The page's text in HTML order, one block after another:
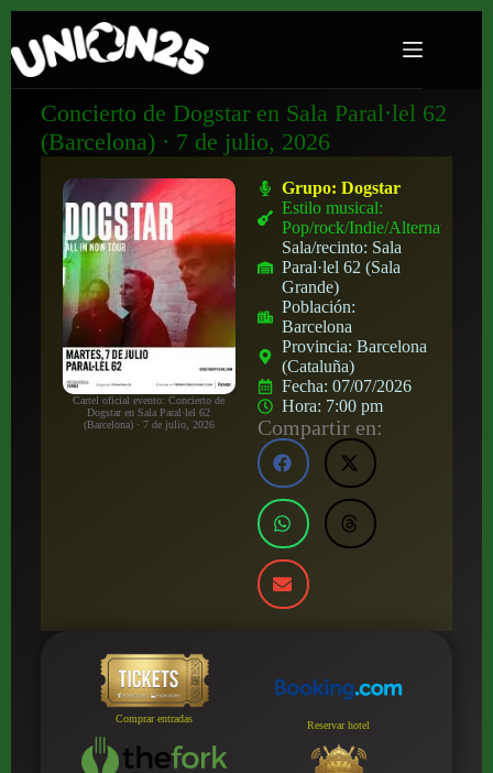
Concierto de Dogstar en Sala Paral·lel 62
(Barcelona) · 7 de julio, 2026
Cartel oficial evento: Concierto de
Dogstar en Sala Paral·lel 62
(Barcelona) · 7 de julio, 2026
Grupo:Dogstar
Estilo musical:
Pop/rock/Indie/Alternativo
Sala/recinto: Sala
Paral·lel 62 (Sala
Grande)
Población:
Barcelona
Provincia:Barcelona
(Cataluña)
Fecha:07/07/2026
Hora: 7:00 pm
Compartir en:
Comprar entradas
Reservar hotel